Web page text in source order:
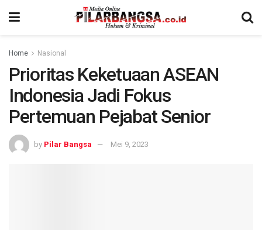
Home Nasional
Prioritas Keketuaan ASEAN
Indonesia Jadi Fokus
Pertemuan Pejabat Senior
by Pilar Bangsa Mei 9, 2023